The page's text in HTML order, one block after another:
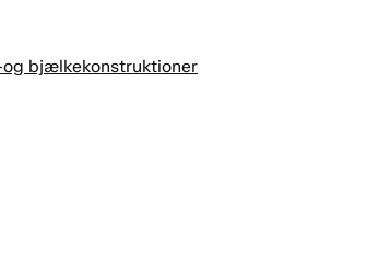
bjælkekonstruktioner